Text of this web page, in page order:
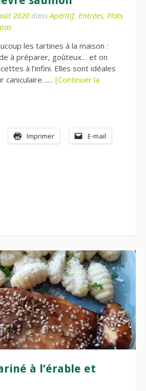
2020 dansApéritif, Entrées, Plats
les tartines à la maison :
à préparer, goûteux… et on
à l’infini. Elles sont idéales
caniculaire…… [Continuer la
Imprimer E-mail
à l’érable et